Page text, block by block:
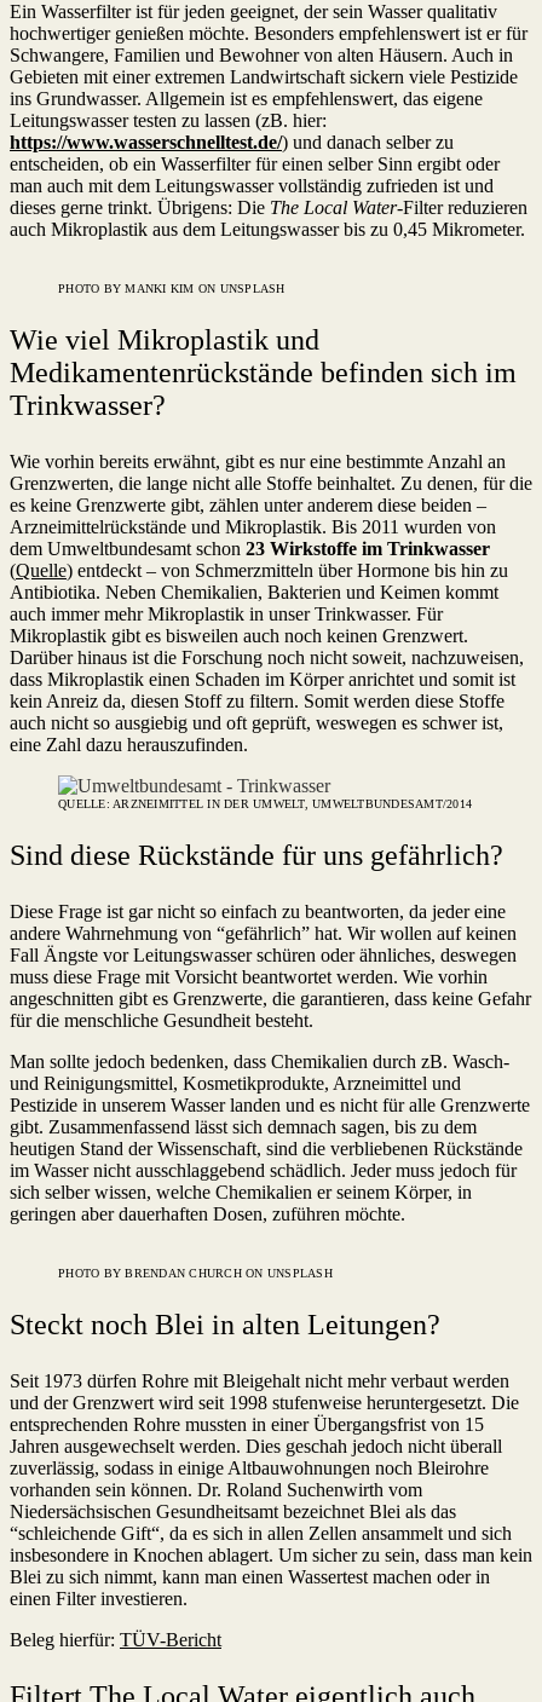
Ein Wasserfilter ist für jeden geeignet, der sein Wasser qualitativ
hochwertiger genießen möchte. Besonders empfehlenswert ist er für
Schwangere, Familien und Bewohner von alten Häusern. Auch in
Gebieten mit einer extremen Landwirtschaft sickern viele Pestizide
ins Grundwasser. Allgemein ist es empfehlenswert, das eigene
Leitungswasser testen zu lassen (zB. hier:
https://www.wasserschnelltest.de/) und danach selber zu
entscheiden, ob ein Wasserfilter für einen selber Sinn ergibt oder
man auch mit dem Leitungswasser vollständig zufrieden ist und
dieses gerne trinkt. Übrigens: Die The Local Water-Filter reduzieren
auch Mikroplastik aus dem Leitungswasser bis zu 0,45 Mikrometer.
PHOTO BY MANKI KIM ON UNSPLASH
Wie viel Mikroplastik und
Medikamentenrückstände befinden sich im
Trinkwasser?
Wie vorhin bereits erwähnt, gibt es nur eine bestimmte Anzahl an
Grenzwerten, die lange nicht alle Stoffe beinhaltet. Zu denen, für die
es keine Grenzwerte gibt, zählen unter anderem diese beiden –
Arzneimittelrückstände und Mikroplastik. Bis 2011 wurden von
dem Umweltbundesamt schon 23 Wirkstoffe im Trinkwasser
(Quelle) entdeckt – von Schmerzmitteln über Hormone bis hin zu
Antibiotika. Neben Chemikalien, Bakterien und Keimen kommt
auch immer mehr Mikroplastik in unser Trinkwasser. Für
Mikroplastik gibt es bisweilen auch noch keinen Grenzwert.
Darüber hinaus ist die Forschung noch nicht soweit, nachzuweisen,
dass Mikroplastik einen Schaden im Körper anrichtet und somit ist
kein Anreiz da, diesen Stoff zu filtern. Somit werden diese Stoffe
auch nicht so ausgiebig und oft geprüft, weswegen es schwer ist,
eine Zahl dazu herauszufinden.
QUELLE: ARZNEIMITTEL IN DER UMWELT, UMWELTBUNDESAMT/2014
Sind diese Rückstände für uns gefährlich?
Diese Frage ist gar nicht so einfach zu beantworten, da jeder eine
andere Wahrnehmung von “gefährlich” hat. Wir wollen auf keinen
Fall Ängste vor Leitungswasser schüren oder ähnliches, deswegen
muss diese Frage mit Vorsicht beantwortet werden. Wie vorhin
angeschnitten gibt es Grenzwerte, die garantieren, dass keine Gefahr
für die menschliche Gesundheit besteht.
Man sollte jedoch bedenken, dass Chemikalien durch zB. Wasch-
und Reinigungsmittel, Kosmetikprodukte, Arzneimittel und
Pestizide in unserem Wasser landen und es nicht für alle Grenzwerte
gibt. Zusammenfassend lässt sich demnach sagen, bis zu dem
heutigen Stand der Wissenschaft, sind die verbliebenen Rückstände
im Wasser nicht ausschlaggebend schädlich. Jeder muss jedoch für
sich selber wissen, welche Chemikalien er seinem Körper, in
geringen aber dauerhaften Dosen, zuführen möchte.
PHOTO BY BRENDAN CHURCH ON UNSPLASH
Steckt noch Blei in alten Leitungen?
Seit 1973 dürfen Rohre mit Bleigehalt nicht mehr verbaut werden
und der Grenzwert wird seit 1998 stufenweise heruntergesetzt. Die
entsprechenden Rohre mussten in einer Übergangsfrist von 15
Jahren ausgewechselt werden. Dies geschah jedoch nicht überall
zuverlässig, sodass in einige Altbauwohnungen noch Bleirohre
vorhanden sein können. Dr. Roland Suchenwirth vom
Niedersächsischen Gesundheitsamt bezeichnet Blei als das
“schleichende Gift“, da es sich in allen Zellen ansammelt und sich
insbesondere in Knochen ablagert. Um sicher zu sein, dass man kein
Blei zu sich nimmt, kann man einen Wassertest machen oder in
einen Filter investieren.
Beleg hierfür: TÜV-Bericht